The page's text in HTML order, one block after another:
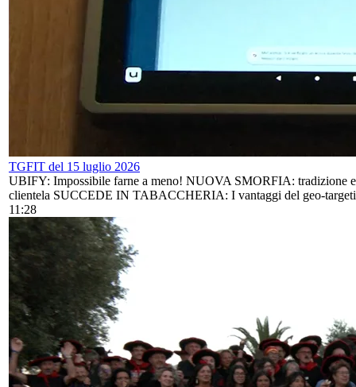
TGFIT del 15 luglio 2026
UBIFY: Impossibile farne a meno! NUOVA SMORFIA: tradizione
clientela SUCCEDE IN TABACCHERIA: I vantaggi del geo-
11:28